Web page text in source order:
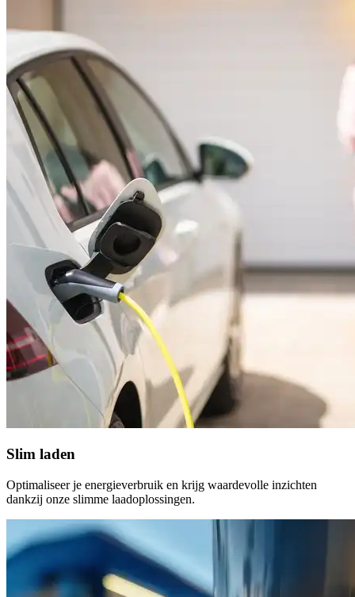
Slim laden
Optimaliseer je energieverbruik en krijg waardevolle inzichten
dankzij onze slimme laadoplossingen.